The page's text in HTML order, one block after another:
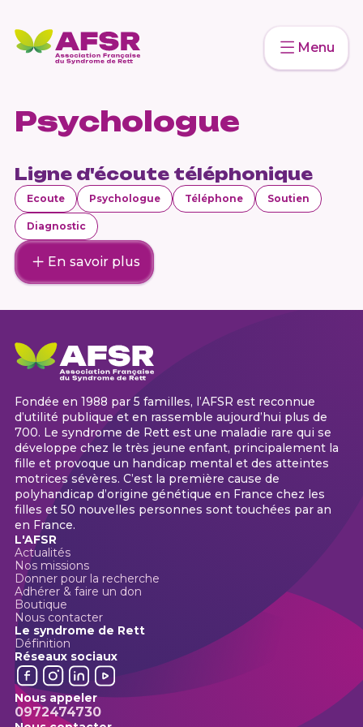
Menu
Psychologue
Ligne d'écoute téléphonique
Ecoute Psychologue Téléphone Soutien
Diagnostic
En savoir plus
Fondée en 1988 par 5 familles, l’AFSR est reconnue
d’utilité publique et en rassemble aujourd’hui plus de
700. Le syndrome de Rett est une maladie rare qui se
développe chez le très jeune enfant, principalement la
fille et provoque un handicap mental et des atteintes
motrices sévères. C’est la première cause de
polyhandicap d’origine génétique en France chez les
filles et 50 nouvelles personnes sont touchées par an
en France.
L'AFSR
Actualités
Nos missions
Donner pour la recherche
Adhérer & faire un don
Boutique
Nous contacter
Le syndrome de Rett
Définition
Réseaux sociaux
Nous appeler
0972474730